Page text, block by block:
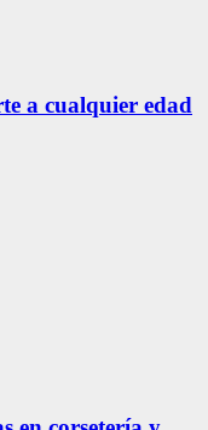
a cualquier edad